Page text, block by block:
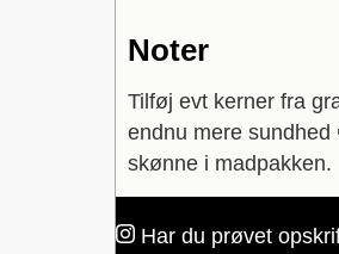
Noter
Tilføj evt kerner fra
endnu mere sundhed
skønne i madpakken.
Har du prøvet